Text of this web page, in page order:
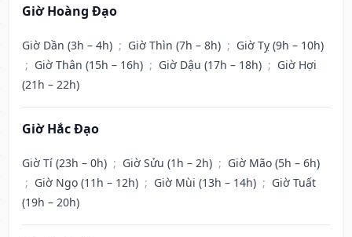
Giờ Hoàng Đạo
Giờ Dần (3h – 4h) ; Giờ Thìn (7h – 8h) ; Giờ Tỵ (9h – 10h)
; Giờ Thân (15h – 16h) ; Giờ Dậu (17h – 18h) ; Giờ Hợi
(21h – 22h)
Giờ Hắc Đạo
Giờ Tí (23h – 0h) ; Giờ Sửu (1h – 2h) ; Giờ Mão (5h – 6h)
; Giờ Ngọ (11h – 12h) ; Giờ Mùi (13h – 14h) ; Giờ Tuất
(19h – 20h)